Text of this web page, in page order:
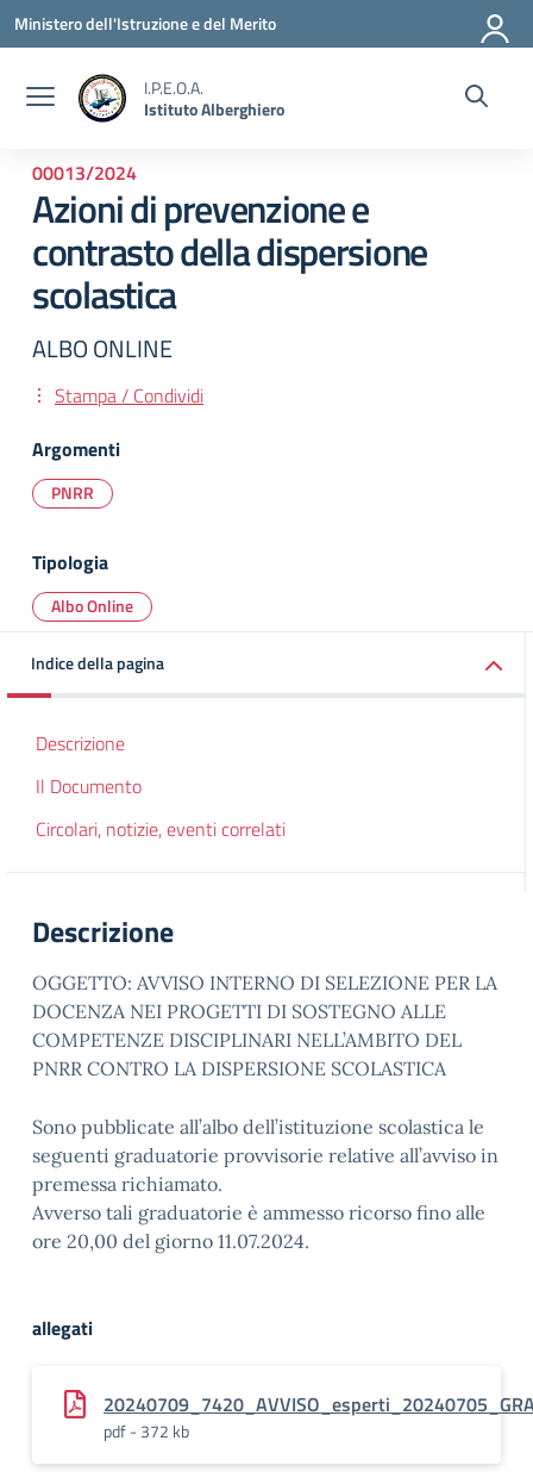
Vai ai contenuti
Vai al menu di navigazione
Vai al footer
Ministero dell'Istruzione e del Merito
I.P.E.O.A.
Istituto Alberghiero
00013/2024
Azioni di prevenzione e
contrasto della dispersione
scolastica
ALBO ONLINE
Stampa / Condividi
Argomenti
PNRR
Tipologia
Albo Online
Indice della pagina
Descrizione
Il Documento
Circolari, notizie, eventi correlati
Descrizione
OGGETTO: AVVISO INTERNO DI SELEZIONE PER LA
DOCENZA NEI PROGETTI DI SOSTEGNO ALLE
COMPETENZE DISCIPLINARI NELL’AMBITO DEL
PNRR CONTRO LA DISPERSIONE SCOLASTICA
Sono pubblicate all’albo dell’istituzione scolastica le
seguenti graduatorie provvisorie relative all’avviso in
premessa richiamato.
Avverso tali graduatorie è ammesso ricorso fino alle
ore 20,00 del giorno 11.07.2024.
allegati
pdf - 372 kb